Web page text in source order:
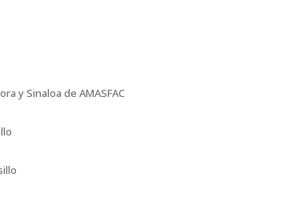
y Sinaloa de AMASFAC